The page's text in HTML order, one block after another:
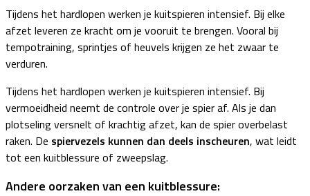
Tijdens het hardlopen werken je kuitspieren intensief. Bij elke
afzet leveren ze kracht om je vooruit te brengen. Vooral bij
tempotraining, sprintjes of heuvels krijgen ze het zwaar te
verduren.
Tijdens het hardlopen werken je kuitspieren intensief. Bij
vermoeidheid neemt de controle over je spier af. Als je dan
plotseling versnelt of krachtig afzet, kan de spier overbelast
raken. De spiervezels kunnen dan deels inscheuren, wat leidt
tot een kuitblessure of zweepslag.
Andere oorzaken van een kuitblessure: